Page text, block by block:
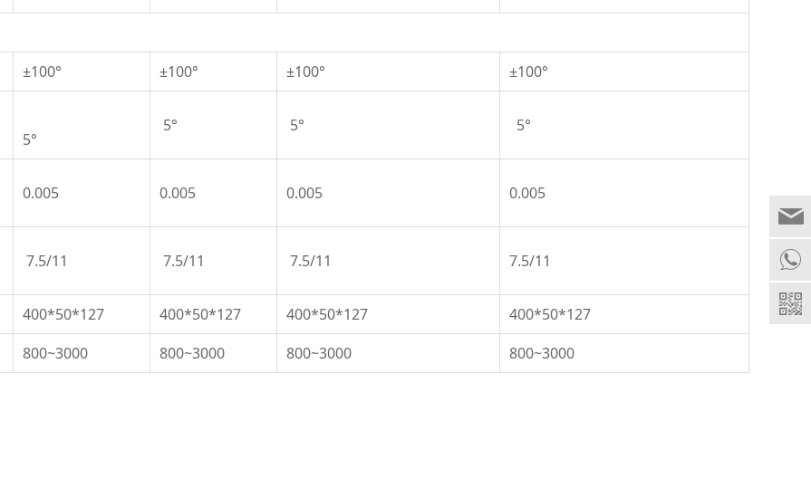
±100° ±100° ±100°
±100°
5°
5° 5° 5°
0.005 0.005 0.005 0.005
7.5/11 7.5/11 7.5/11 7.5/11
400*50*127 400*50*127 400*50*127
400*50*127
800~3000 800~3000 800~3000 800~3000